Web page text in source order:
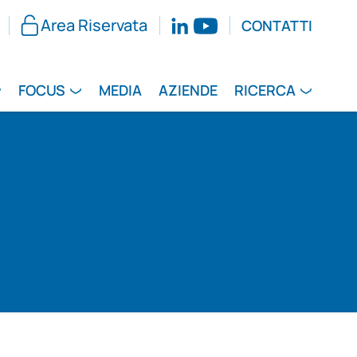
Area Riservata CONTATTI
FOCUS MEDIA AZIENDE RICERCA